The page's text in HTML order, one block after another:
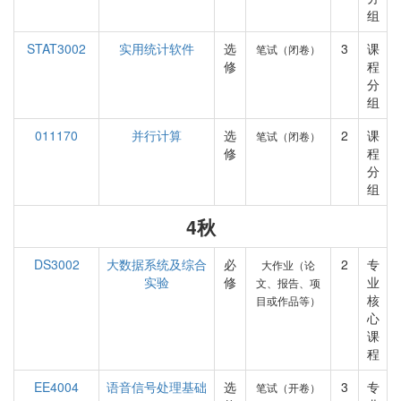
组
STAT3002
实用统计软件
选
修
笔试（闭卷） 3
课
程
分
组
011170
并行计算
选
修
笔试（闭卷） 2
课
程
分
组
4秋
DS3002
大数据系统及综合
实验
必
修
大作业（论
文、报告、项
目或作品等）
2
专
业
核
心
课
程
EE4004
语音信号处理基础
选
笔试（开卷） 3
专